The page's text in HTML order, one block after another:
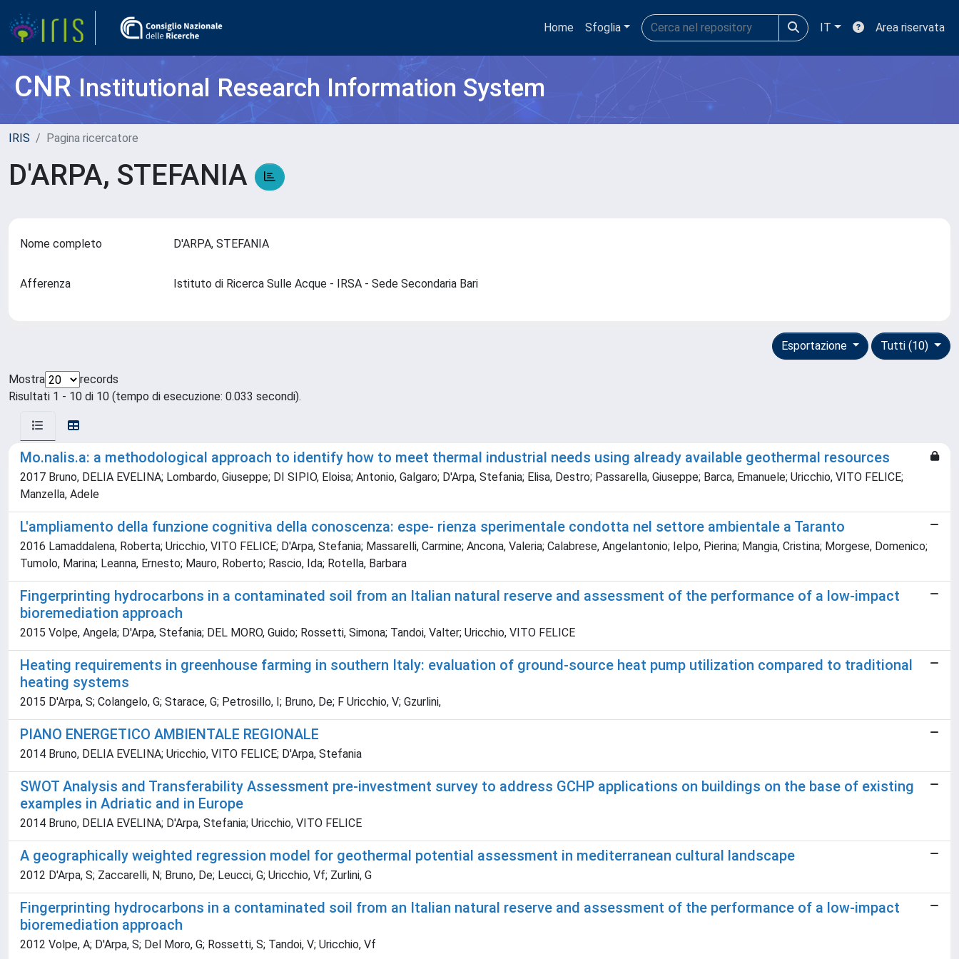
Home Sfoglia IT Area riservata
CNRInstitutional Research Information System
IRIS Pagina ricercatore
D'ARPA, STEFANIA
Nome completo D'ARPA, STEFANIA
Afferenza Istituto di Ricerca Sulle Acque - IRSA - Sede Secondaria Bari
Tutti (10)
Esportazione
Mostra
records
Risultati 1 - 10 di 10 (tempo di esecuzione: 0.033 secondi).
Mo.nalis.a: a methodological approach to identify how to meet thermal industrial needs using already available geothermal resources
2017 Bruno, DELIA EVELINA; Lombardo, Giuseppe; DI SIPIO, Eloisa; Antonio, Galgaro; D'Arpa, Stefania; Elisa, Destro; Passarella, Giuseppe; Barca, Emanuele; Uricchio, VITO FELICE;
Manzella, Adele
L'ampliamento della funzione cognitiva della conoscenza: espe- rienza sperimentale condotta nel settore ambientale a Taranto
2016 Lamaddalena, Roberta; Uricchio, VITO FELICE; D'Arpa, Stefania; Massarelli, Carmine; Ancona, Valeria; Calabrese, Angelantonio; Ielpo, Pierina; Mangia, Cristina; Morgese, Domenico;
Tumolo, Marina; Leanna, Ernesto; Mauro, Roberto; Rascio, Ida; Rotella, Barbara
Fingerprinting hydrocarbons in a contaminated soil from an Italian natural reserve and assessment of the performance of a low-impact
bioremediation approach
2015 Volpe, Angela; D'Arpa, Stefania; DEL MORO, Guido; Rossetti, Simona; Tandoi, Valter; Uricchio, VITO FELICE
Heating requirements in greenhouse farming in southern Italy: evaluation of ground-source heat pump utilization compared to traditional
heating systems
2015 D'Arpa, S; Colangelo, G; Starace, G; Petrosillo, I; Bruno, De; F Uricchio, V; Gzurlini,
PIANO ENERGETICO AMBIENTALE REGIONALE
2014 Bruno, DELIA EVELINA; Uricchio, VITO FELICE; D'Arpa, Stefania
SWOT Analysis and Transferability Assessment pre-investment survey to address GCHP applications on buildings on the base of existing
examples in Adriatic and in Europe
2014 Bruno, DELIA EVELINA; D'Arpa, Stefania; Uricchio, VITO FELICE
A geographically weighted regression model for geothermal potential assessment in mediterranean cultural landscape
2012 D'Arpa, S; Zaccarelli, N; Bruno, De; Leucci, G; Uricchio, Vf; Zurlini, G
Fingerprinting hydrocarbons in a contaminated soil from an Italian natural reserve and assessment of the performance of a low-impact
bioremediation approach
2012 Volpe, A; D'Arpa, S; Del Moro, G; Rossetti, S; Tandoi, V; Uricchio, Vf